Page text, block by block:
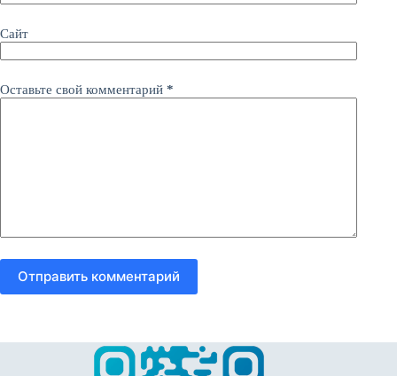
Сайт
Оставьте свой комментарий *
Отправить комментарий